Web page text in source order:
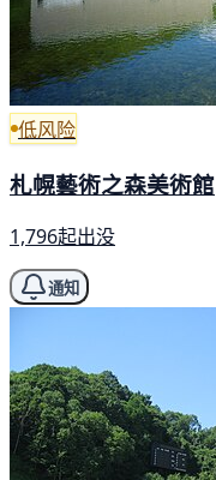
低风险
札幌藝術之森美術館
1,796起出没
通知